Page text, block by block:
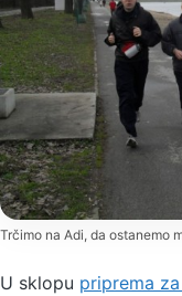
Trčimo na Adi, da ostanemo
U sklopu priprema